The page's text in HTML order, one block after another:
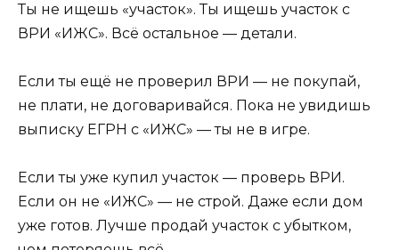
Ты не ищешь «участок». Ты ищешь участок с
ВРИ «ИЖС». Всё остальное — детали.
Если ты ещё не проверил ВРИ — не покупай,
не плати, не договаривайся. Пока не увидишь
выписку ЕГРН с «ИЖС» — ты не в игре.
Если ты уже купил участок — проверь ВРИ.
Если он не «ИЖС» — не строй. Даже если дом
уже готов. Лучше продай участок с убытком,